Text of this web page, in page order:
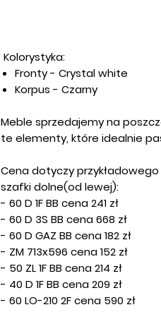
Kolorystyka:
Fronty - Crystal white
Korpus - Czarny
Meble sprzedajemy na
te elementy, które idealnie
Cena dotyczy
szafki dolne(od lewej):
- 60 D 1F BB cena 241 zł
- 60 D 3S BB cena 668 zł
- 60 D GAZ BB cena 182 zł
- ZM 713x596 cena 152 zł
- 50 ZL 1F BB cena 214 zł
- 40 D 1F BB cena 209 zł
- 60 LO-210 2F cena 590 zł